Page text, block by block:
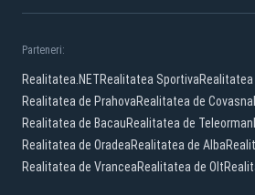
Parteneri:
Realitatea.NETRealitatea Sportiva
Realitatea de PrahovaRealitatea de Covasna
Realitatea de BacauRealitatea de Teleorman
Realitatea de OradeaRealitatea de Alba
Realitatea de VranceaRealitatea de Olt